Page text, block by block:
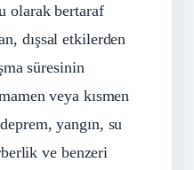
olarak bertaraf
dışsal etkilerden
süresinin
veya kısmen
yangın, su
ve benzeri